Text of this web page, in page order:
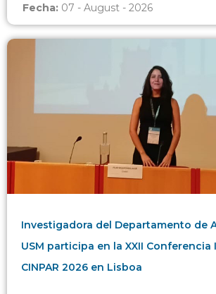
Fecha: 07 - August - 2026
Investigadora del Departamento de
USM participa en la XXII
CINPAR 2026 en Lisboa